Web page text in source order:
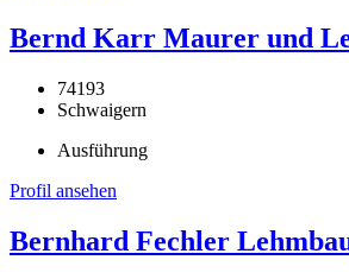
Bernd Karr Maurer und
74193
Schwaigern
Ausführung
Profil ansehen
Bernhard Fechler